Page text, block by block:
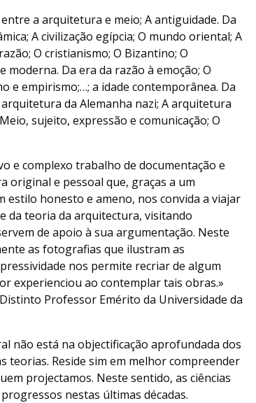
a arquitetura e meio; A antiguidade. Da
A civilização egípcia; O mundo oriental; A
O cristianismo; O Bizantino; O
moderna. Da era da razão à emoção; O
e empirismo;…; a idade contemporânea. Da
da Alemanha nazi; A arquitetura
sujeito, expressão e comunicação; O
e complexo trabalho de documentação e
original e pessoal que, graças a um
honesto e ameno, nos convida a viajar
da teoria da arquitectura, visitando
de apoio à sua argumentação. Neste
as fotografias que ilustram as
nos permite recriar de algum
experienciou ao contemplar tais obras.»
Distinto Professor Emérito da Universidade da
não está na objectificação aprofundada dos
teorias. Reside sim em melhor compreender
projectamos. Neste sentido, as ciências
nestas últimas décadas.